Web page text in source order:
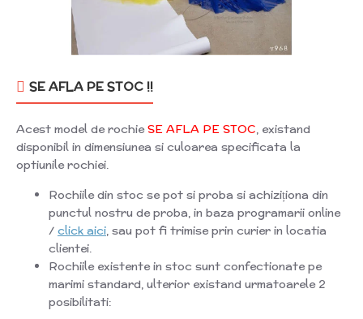
SE AFLA PE STOC !!
Acest model de rochieSE AFLA PE STOC, existand
disponibil in dimensiunea si culoarea specificata la
optiunile rochiei.
Rochiile din stoc se pot si proba si achiziționa din
punctul nostru de proba, in baza programarii online
/ click aici, sau pot fi trimise prin curier in locatia
clientei.
Rochiile existente in stoc sunt confectionate pe
marimi standard, ulterior existand urmatoarele 2
posibilitati: